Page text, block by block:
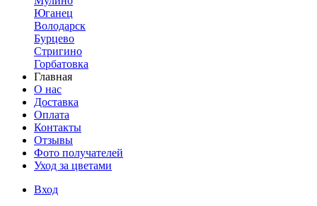
Юганец
Володарск
Бурцево
Стригино
Горбатовка
Главная
О нас
Доставка
Оплата
Контакты
Отзывы
Фото получателей
Уход за цветами
Вход